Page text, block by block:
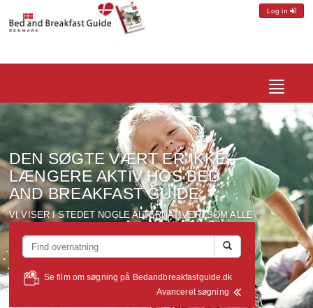
Log in
Toggle
DEN SØGTE VÆRT ER IKKE
LÆNGERE AKTIV HOS BED
AND BREAKFAST GUIDE
VI VISER I STEDET NOGLE ALTERNATIVER, SOM ALLE
SØGTE PÅ...
Avanceret søgning
Se film om søgning på Bedandbreakfastguide.dk